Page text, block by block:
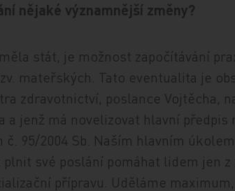
nějaké významnější změny?
stát, je možnost započítávání
mateřských. Tato eventualita je
zdravotnictví, poslance Vojtěcha,
jenž má novelizovat hlavní předpis
95/2004 Sb. Naším hlavním
své poslání pomáhat lidem jen z
přípravu. Uděláme